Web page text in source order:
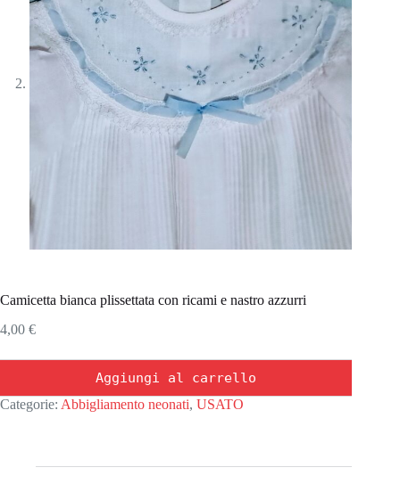
Camicetta bianca plissettata con ricami e nastro azzurri
4,00 €
Aggiungi al carrello
Categorie: Abbigliamento neonati, USATO